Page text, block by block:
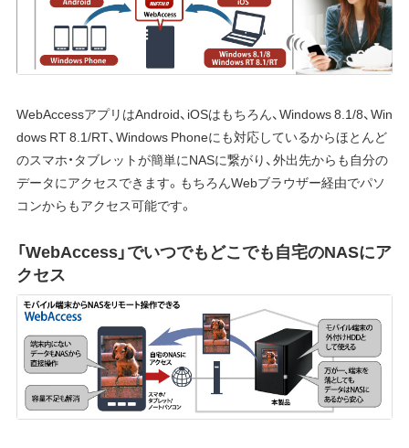
WebAccessアプリはAndroid、iOSはもちろん、Windows 8.1/8、Win
dows RT 8.1/RT、Windows Phoneにも対応しているからほとんど
のスマホ・タブレットが簡単にNASに繋がり、外出先からも自分の
データにアクセスできます。もちろんWebブラウザー経由でパソ
コンからもアクセス可能です。
「WebAccess」でいつでもどこでも自宅のNASにア
クセス